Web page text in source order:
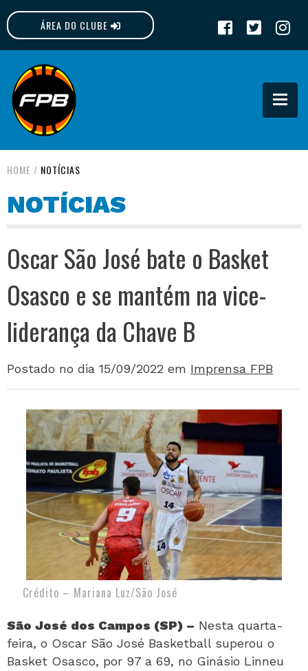
ÁREA DO CLUBE
FPB
HOME / NOTÍCIAS
NOTÍCIAS
Oscar São José bate o Basket
Osasco e se mantém na vice-
liderança da Chave B
Postado no dia 15/09/2022 em Imprensa FPB
Crédito – Mariana Luz/São José
São José dos Campos (SP) – Nesta quarta-
feira, o Oscar São José Basketball superou o
Basket Osasco, por 97 a 69, no Ginásio Linneu